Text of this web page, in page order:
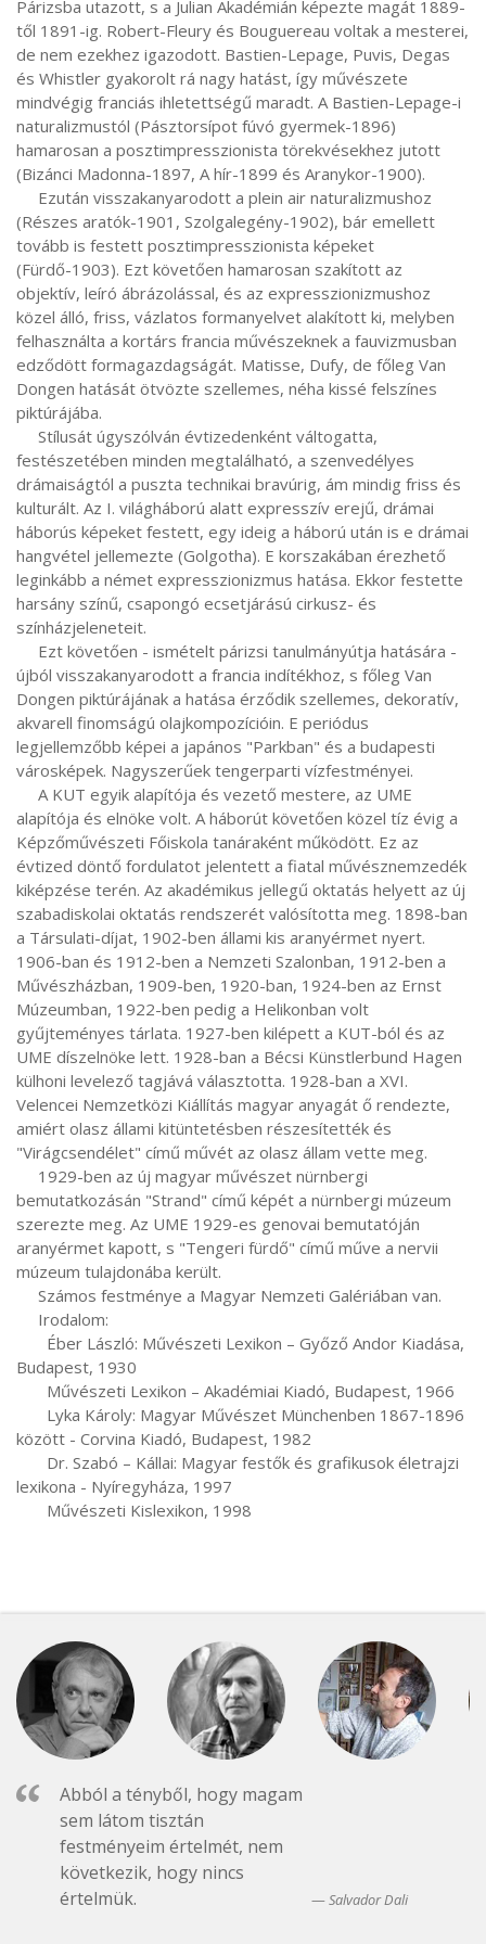
Párizsba utazott, s a Julian Akadémián képezte magát 1889-
től 1891-ig. Robert-Fleury és Bouguereau voltak a mesterei,
de nem ezekhez igazodott. Bastien-Lepage, Puvis, Degas
és Whistler gyakorolt rá nagy hatást, így művészete
mindvégig franciás ihletettségű maradt. A Bastien-Lepage-i
naturalizmustól (Pásztorsípot fúvó gyermek-1896)
hamarosan a posztimpresszionista törekvésekhez jutott
(Bizánci Madonna-1897, A hír-1899 és Aranykor-1900).
(Részes aratók-1901, Szolgalegény-1902), bár emellett
tovább is festett posztimpresszionista képeket
(Fürdő-1903). Ezt követően hamarosan szakított az
objektív, leíró ábrázolással, és az expresszionizmushoz
közel álló, friss, vázlatos formanyelvet alakított ki, melyben
felhasználta a kortárs francia művészeknek a fauvizmusban
edződött formagazdagságát. Matisse, Dufy, de főleg Van
Dongen hatását ötvözte szellemes, néha kissé felszínes
piktúrájába.
festészetében minden megtalálható, a szenvedélyes
drámaiságtól a puszta technikai bravúrig, ám mindig friss és
kulturált. Az I. világháború alatt expresszív erejű, drámai
háborús képeket festett, egy ideig a háború után is e drámai
hangvétel jellemezte (Golgotha). E korszakában érezhető
leginkább a német expresszionizmus hatása. Ekkor festette
harsány színű, csapongó ecsetjárású cirkusz- és
színházjeleneteit.
újból visszakanyarodott a francia indítékhoz, s főleg Van
Dongen piktúrájának a hatása érződik szellemes, dekoratív,
akvarell finomságú olajkompozícióin. E periódus
legjellemzőbb képei a japános "Parkban" és a budapesti
városképek. Nagyszerűek tengerparti vízfestményei.
alapítója és elnöke volt. A háborút követően közel tíz évig a
Képzőművészeti Főiskola tanáraként működött. Ez az
évtized döntő fordulatot jelentett a fiatal művésznemzedék
kiképzése terén. Az akadémikus jellegű oktatás helyett az új
szabadiskolai oktatás rendszerét valósította meg. 1898-ban
a Társulati-díjat, 1902-ben állami kis aranyérmet nyert.
1906-ban és 1912-ben a Nemzeti Szalonban, 1912-ben a
Művészházban, 1909-ben, 1920-ban, 1924-ben az Ernst
Múzeumban, 1922-ben pedig a Helikonban volt
gyűjteményes tárlata. 1927-ben kilépett a KUT-ból és az
UME díszelnöke lett. 1928-ban a Bécsi Künstlerbund Hagen
külhoni levelező tagjává választotta. 1928-ban a XVI.
Velencei Nemzetközi Kiállítás magyar anyagát ő rendezte,
amiért olasz állami kitüntetésben részesítették és
"Virágcsendélet" című művét az olasz állam vette meg.
bemutatkozásán "Strand" című képét a nürnbergi múzeum
szerezte meg. Az UME 1929-es genovai bemutatóján
aranyérmet kapott, s "Tengeri fürdő" című műve a nervii
múzeum tulajdonába került.
Budapest, 1930
között - Corvina Kiadó, Budapest, 1982
lexikona - Nyíregyháza, 1997
       Művészeti Kislexikon, 1998
Abból a tényből, hogy magam
sem látom tisztán
festményeim értelmét, nem
következik, hogy nincs
értelmük.
Salvador Dali